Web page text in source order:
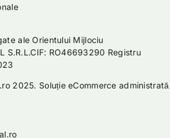
ale Orientului Mijlociu
S.R.L.CIF: RO46693290 Registru
2025. Soluție eCommerce administrată